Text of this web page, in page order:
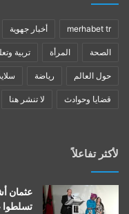
merhabet tr أخبار جهوية
الصحة المرأة تربية
حول العالم رياضة
قضايا وحوادث لا تنشر هنا
لأكثر تفاعلاً
عثمان